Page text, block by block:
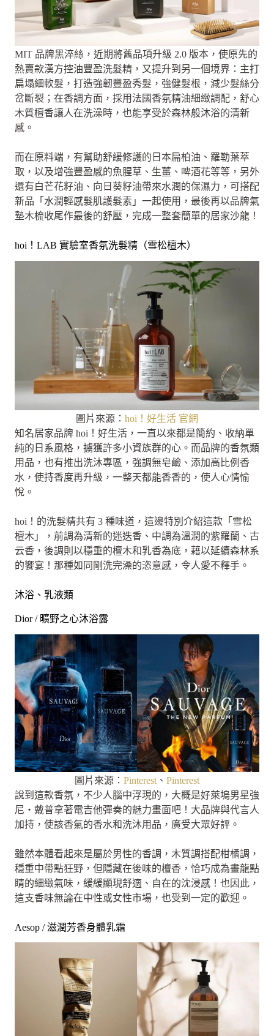
MIT 品牌黑淬絲，近期將舊品項升級 2.0 版本，使原先的
熱賣款漢方控油豐盈洗髮精，又提升到另一個境界：主打
扁塌細軟髮，打造強韌豐盈秀髮，強健髮根，減少髮絲分
岔斷裂；在香調方面，採用法國香氛精油細緻調配，舒心
木質檀香讓人在洗澡時，也能享受於森林般沐浴的清新
感。
而在原料端，有幫助舒緩修護的日本扁柏油、羅勒葉萃
取，以及增強豐盈感的魚腥草、生薑、啤酒花等等，另外
還有白芒花籽油、向日葵籽油帶來水潤的保濕力，可搭配
新品「水潤輕感髮肌護髮素」一起使用，最後再以品牌氣
墊木梳收尾作最後的舒壓，完成一整套簡單的居家沙龍！
hoi！LAB 實驗室香氛洗髮精（雪松檀木）
圖片來源： hoi！好生活 官網
知名居家品牌 hoi！好生活，一直以來都是簡約、收納單
純的日系風格，擄獲許多小資族群的心。而品牌的香氛類
用品，也有推出洗沐專區，強調無皂鹼、添加高比例香
水，使持香度再升級，一整天都能香香的，使人心情愉
悅。
hoi！的洗髮精共有 3 種味道，這邊特別介紹這款「雪松
檀木」，前調為清新的迷迭香、中調為溫潤的紫羅蘭、古
云香，後調則以穩重的檀木和乳香為底，藉以延續森林系
的饗宴！那種如同剛洗完澡的恣意感，令人愛不釋手。
沐浴、乳液類
Dior / 曠野之心沐浴露
圖片來源： Pinterest 、 Pinterest
說到這款香氛，不少人腦中浮現的，大概是好萊塢男星強
尼‧戴普拿著電吉他彈奏的魅力畫面吧！大品牌與代言人
加持，使該香氣的香水和洗沐用品，廣受大眾好評。
雖然本體看起來是屬於男性的香調，木質調搭配柑橘調，
穩重中帶點狂野，但隱藏在後味的檀香，恰巧成為畫龍點
睛的細緻氣味，緩緩顯現舒適、自在的沈浸感！也因此，
這支香味無論在中性或女性市場，也受到一定的歡迎。
Aesop / 滋潤芳香身體乳霜